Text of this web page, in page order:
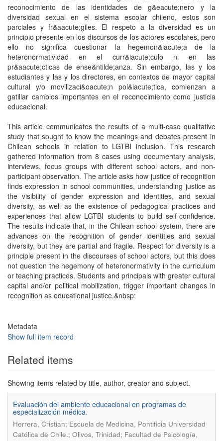
reconocimiento de las identidades de g&eacute;nero y la
diversidad sexual en el sistema escolar chileno, estos son
parciales y fr&aacute;giles. El respeto a la diversidad es un
principio presente en los discursos de los actores escolares, pero
ello no significa cuestionar la hegemon&iacute;a de la
heteronormatividad en el curr&iacute;culo ni en las
pr&aacute;cticas de ense&ntilde;anza. Sin embargo, las y los
estudiantes y las y los directores, en contextos de mayor capital
cultural y/o movilizaci&oacute;n pol&iacute;tica, comienzan a
gatillar cambios importantes en el reconocimiento como justicia
educacional.
This article communicates the results of a multi-case qualitative
study that sought to know the meanings and debates present in
Chilean schools in relation to LGTBI inclusion. This research
gathered information from 8 cases using documentary analysis,
interviews, focus groups with different school actors, and non-
participant observation. The article asks how justice of recognition
finds expression in school communities, understanding justice as
the visibility of gender expression and identities, and sexual
diversity, as well as the existence of pedagogical practices and
experiences that allow LGTBI students to build self-confidence.
The results indicate that, in the Chilean school system, there are
advances on the recognition of gender identities and sexual
diversity, but they are partial and fragile. Respect for diversity is a
principle present in the discourses of school actors, but this does
not question the hegemony of heteronormativity in the curriculum
or teaching practices. Students and principals with greater cultural
capital and/or political mobilization, trigger important changes in
recognition as educational justice.&nbsp;
Metadata
Show full item record
Related items
Showing items related by title, author, creator and subject.
Evaluación del ambiente educacional en programas de
especialización médica.
Herrera, Cristian; Escuela de Medicina, Pontificia Universidad
Católica de Chile.; Olivos, Trinidad; Facultad de Psicología,